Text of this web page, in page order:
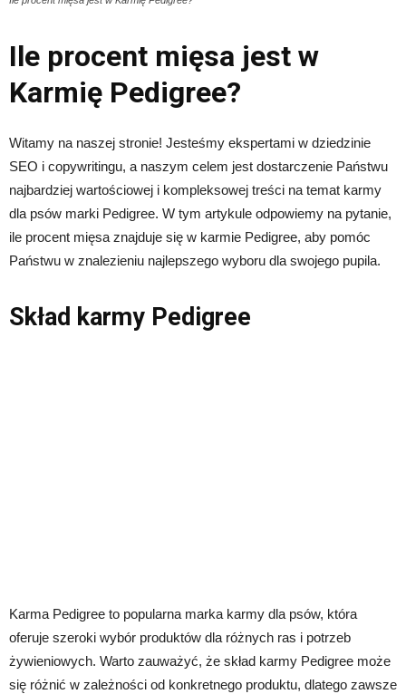
Ile procent mięsa jest w
Karmię Pedigree?
Witamy na naszej stronie! Jesteśmy ekspertami w dziedzinie
SEO i copywritingu, a naszym celem jest dostarczenie Państwu
najbardziej wartościowej i kompleksowej treści na temat karmy
dla psów marki Pedigree. W tym artykule odpowiemy na pytanie,
ile procent mięsa znajduje się w karmie Pedigree, aby pomóc
Państwu w znalezieniu najlepszego wyboru dla swojego pupila.
Skład karmy Pedigree
Karma Pedigree to popularna marka karmy dla psów, która
oferuje szeroki wybór produktów dla różnych ras i potrzeb
żywieniowych. Warto zauważyć, że skład karmy Pedigree może
się różnić w zależności od konkretnego produktu, dlatego zawsze